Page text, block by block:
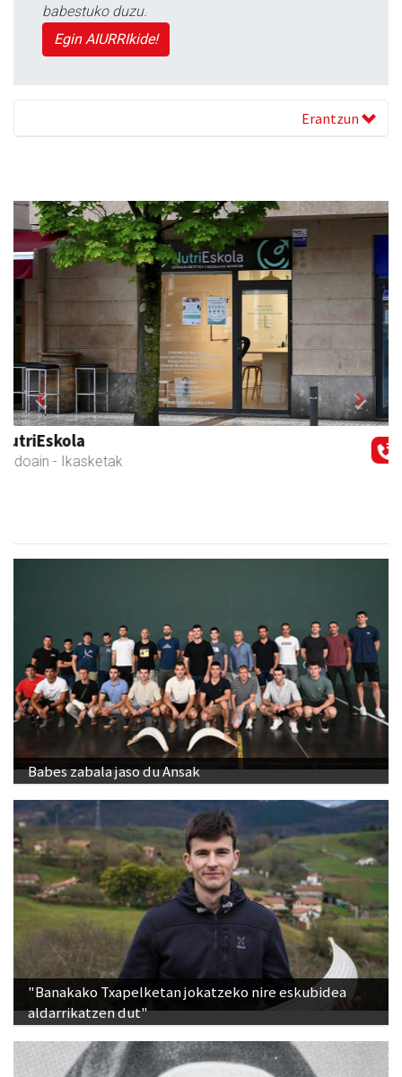
babestuko duzu.
Egin AIURRIkide!
Erantzun
Bengoetxea autoeskola
Andoain - Autoeskolak
Previous Next
Babes zabala jaso du Ansak
"Banakako Txapelketan jokatzeko nire eskubidea
aldarrikatzen dut"